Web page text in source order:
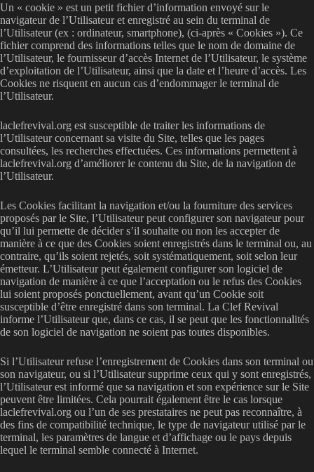
Un « cookie » est un petit fichier d’information envoyé sur le
navigateur de l’Utilisateur et enregistré au sein du terminal de
l’Utilisateur (ex : ordinateur, smartphone), (ci-après « Cookies »). Ce
fichier comprend des informations telles que le nom de domaine de
l’Utilisateur, le fournisseur d’accès Internet de l’Utilisateur, le système
d’exploitation de l’Utilisateur, ainsi que la date et l’heure d’accès. Les
Cookies ne risquent en aucun cas d’endommager le terminal de
l’Utilisateur.
laclefrevival.org est susceptible de traiter les informations de
l’Utilisateur concernant sa visite du Site, telles que les pages
consultées, les recherches effectuées. Ces informations permettent à
laclefrevival.org d’améliorer le contenu du Site, de la navigation de
l’Utilisateur.
Les Cookies facilitant la navigation et/ou la fourniture des services
proposés par le Site, l’Utilisateur peut configurer son navigateur pour
qu’il lui permette de décider s’il souhaite ou non les accepter de
manière à ce que des Cookies soient enregistrés dans le terminal ou, au
contraire, qu’ils soient rejetés, soit systématiquement, soit selon leur
émetteur. L’Utilisateur peut également configurer son logiciel de
navigation de manière à ce que l’acceptation ou le refus des Cookies
lui soient proposés ponctuellement, avant qu’un Cookie soit
susceptible d’être enregistré dans son terminal. La Clef Revival
informe l’Utilisateur que, dans ce cas, il se peut que les fonctionnalités
de son logiciel de navigation ne soient pas toutes disponibles.
Si l’Utilisateur refuse l’enregistrement de Cookies dans son terminal ou
son navigateur, ou si l’Utilisateur supprime ceux qui y sont enregistrés,
l’Utilisateur est informé que sa navigation et son expérience sur le Site
peuvent être limitées. Cela pourrait également être le cas lorsque
laclefrevival.org ou l’un de ses prestataires ne peut pas reconnaître, à
des fins de compatibilité technique, le type de navigateur utilisé par le
terminal, les paramètres de langue et d’affichage ou le pays depuis
lequel le terminal semble connecté à Internet.